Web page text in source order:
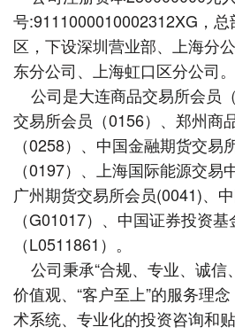
号:9111000010002312XG，
区，下设深圳营业部、上海分
东分公司、上海虹口区分公司。
公司是大连商品交易所会员
交易所会员（0156）、郑州商
（0258）、中国金融期货交易
（0197）、上海国际能源交易
广州期货交易所会员(0041)、
（G01017）、中国证券投资
（L0511861）。
公司秉承“合规、专业、诚信
价值观、“客户至上”的服务理
术系统、专业化的投资咨询和